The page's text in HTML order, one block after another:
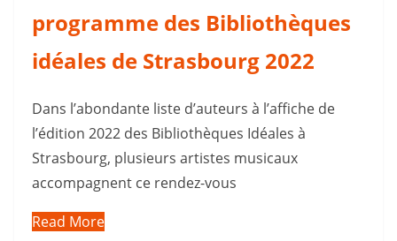
programme des Bibliothèques
idéales de Strasbourg 2022
Dans l’abondante liste d’auteurs à l’affiche de
l’édition 2022 des Bibliothèques Idéales à
Strasbourg, plusieurs artistes musicaux
accompagnent ce rendez-vous
Read More